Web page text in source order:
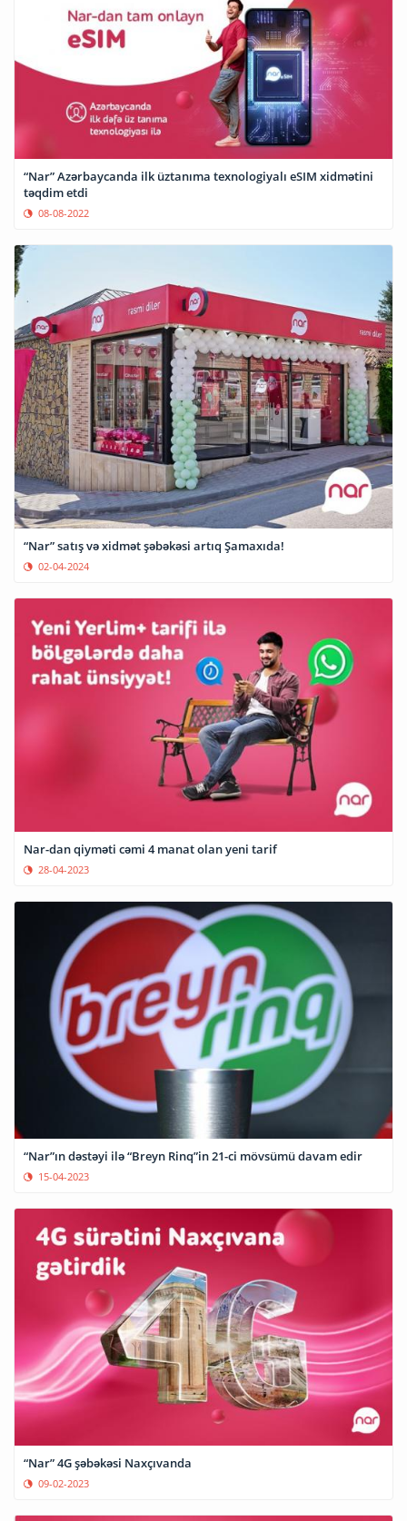
“Nar” Azərbaycanda ilk üztanıma texnologiyalı eSIM xidmətini
təqdim etdi
08-08-2022
“Nar” satış və xidmət şəbəkəsi artıq Şamaxıda!
02-04-2024
Nar-dan qiyməti cəmi 4 manat olan yeni tarif
28-04-2023
“Nar”ın dəstəyi ilə “Breyn Rinq”in 21-ci mövsümü davam edir
15-04-2023
“Nar” 4G şəbəkəsi Naxçıvanda
09-02-2023